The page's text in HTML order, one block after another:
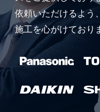
依頼いただけるよう
施工を心がけており